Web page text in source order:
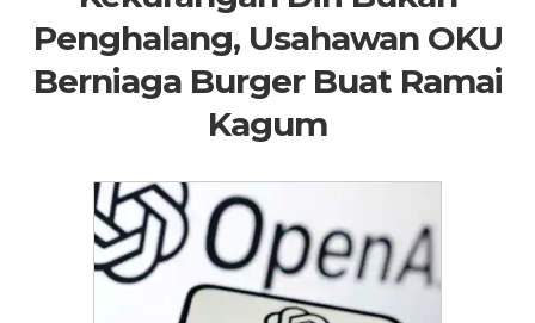
Penghalang, Usahawan OKU
Berniaga Burger Buat Ramai
Kagum